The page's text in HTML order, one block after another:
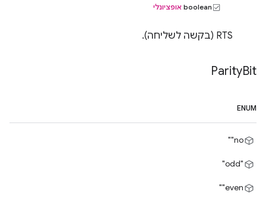
‫boolean אופציונלי
RTS (בקשה לשליחה).
ParityBit
ENUM
‎"no"
"odd"
‎"even"